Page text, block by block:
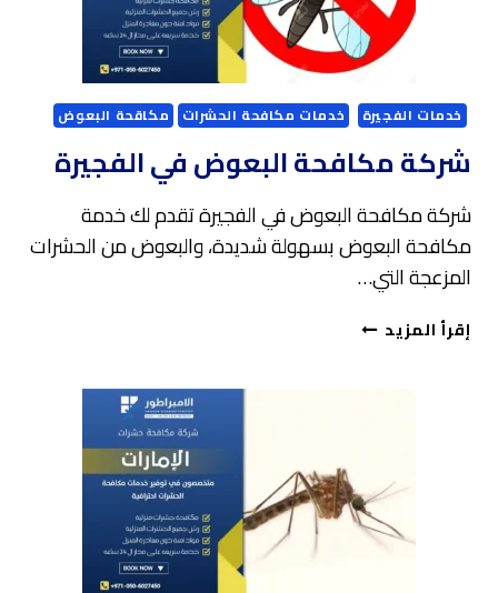
خدمات الفجيرة خدمات مكافحة الحشرات مكاقحة البعوض
شركة مكافحة البعوض في الفجيرة
شركة مكافحة البعوض في الفجيرة تقدم لك خدمة
مكافحة البعوض بسهولة شديدة، والبعوض من الحشرات
المزعجة التي…
إقرأ المزيدشركة